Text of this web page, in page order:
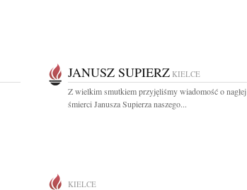
JANUSZ SUPIERZ KIELCE
Z wielkim smutkiem przyjęliśmy wiadomość o nagłej
śmierci Janusza Supierza naszego...
KIELCE